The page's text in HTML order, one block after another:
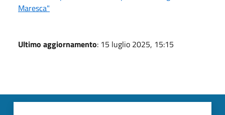
Maresca"
Ultimo aggiornamento: 15 luglio 2025, 15:15